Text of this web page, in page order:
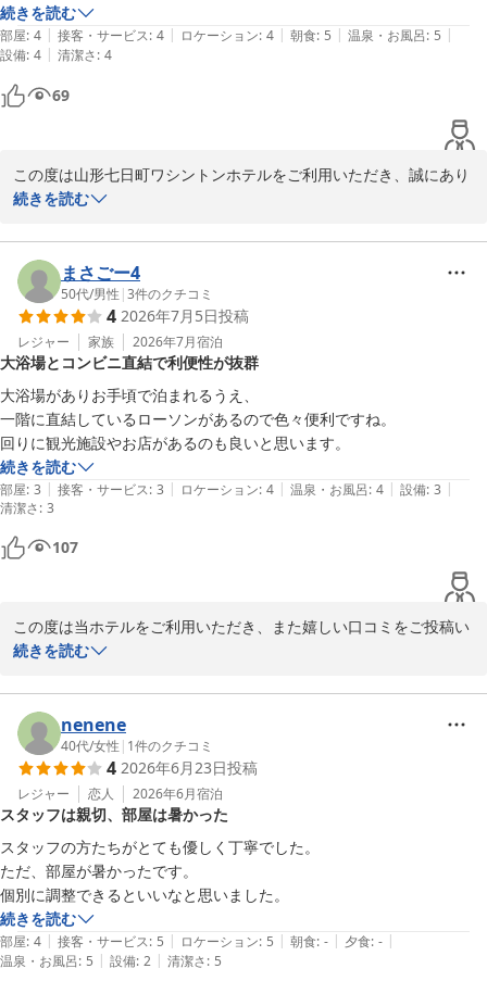
もし次回お越しの際は、フロントにてお気軽にお声がけください。
お子様連れでも安心してご利用いただけるお店を、改めてお調べし
てご案内させていただきます。
お客様のまたのお越しを、スタッフ一同心よりお待ちしておりま
山形七日町ワシントンホテル
気持ちよく癒されるお風呂でした。
朝食も芋煮や山形のだしなど
地元の料理を楽しむことができました。
続きを読む
部屋: 4 | 接客・サービス: 4 | ロケーション: 4 | 朝食: 5 | 温泉・お風呂: 5 |
設備: 4 | 清潔さ: 4
69
この度は山形七日町ワシントンホテルをご利用いただき、誠にあり
がとうございます。
当館自慢の「めぐみの湯」にて、日頃の疲れを癒していただけたと
のこと、大変嬉しく存じます。
また、ご朝食につきましても、芋煮や山形のだしといった郷土料理
をお楽しみいただけたようで何よりでございます。
山形での滞在がリフレッシュのお時間となりましたこと、スタッフ
一同大変光栄に感じております。
お近くにお越しの際は、ぜひまた当館をご利用ください。
お客様のまたのお越しを心よりお待ちしております。
山形七日町ワシントンホテル
フロントスタッフ
山形七日町ワシントンホテル
続きを読む
まさごー4
50代/男性 |3件のクチコミ
4 2026年7月5日投稿
レジャー 家族 2026年7月宿泊
大浴場とコンビニ直結で利便性が抜群
大浴場がありお手頃で泊まれるうえ、
一階に直結しているローソンがあるので色々便利ですね。
回りに観光施設やお店があるのも良いと思います。
続きを読む
部屋: 3 | 接客・サービス: 3 | ロケーション: 4 | 温泉・お風呂: 4 | 設備: 3 |
清潔さ: 3
107
この度は当ホテルをご利用いただき、また嬉しい口コミをご投稿い
ただき誠にありがとうございます。
大浴場や館内から直接ご利用いただけるローソンにつきまして、ご
満足いただけたようで大変嬉しく思います。ご滞在中に便利にお過
ごしいただけたとのお言葉は、スタッフ一同の励みになります。
また、周辺の観光施設や飲食店など立地の良さについてもご評価い
ただきありがとうございます。当ホテルは観光やビジネスの拠点と
して、多くのお客様にご好評をいただいております。
これからも快適で便利にお過ごしいただけるホテルを目指してまい
ります。またお近くへお越しの際は、ぜひ当ホテルをご利用くださ
いませ。スタッフ一同、心よりお待ちしております。
山形七日町ワシントンホテル
続きを読む
nenene
40代/女性 | 1件のクチコミ
4 2026年6月23日投稿
レジャー 恋人 2026年6月宿泊
スタッフは親切、部屋は暑かった
スタッフの方たちがとても優しく丁寧でした。
ただ、部屋が暑かったです。
個別に調整できるといいなと思いました。
続きを読む
部屋: 4 | 接客・サービス: 5 | ロケーション: 5 | 朝食: - | 夕食: - |
温泉・お風呂: 5 | 設備: 2 | 清潔さ: 5